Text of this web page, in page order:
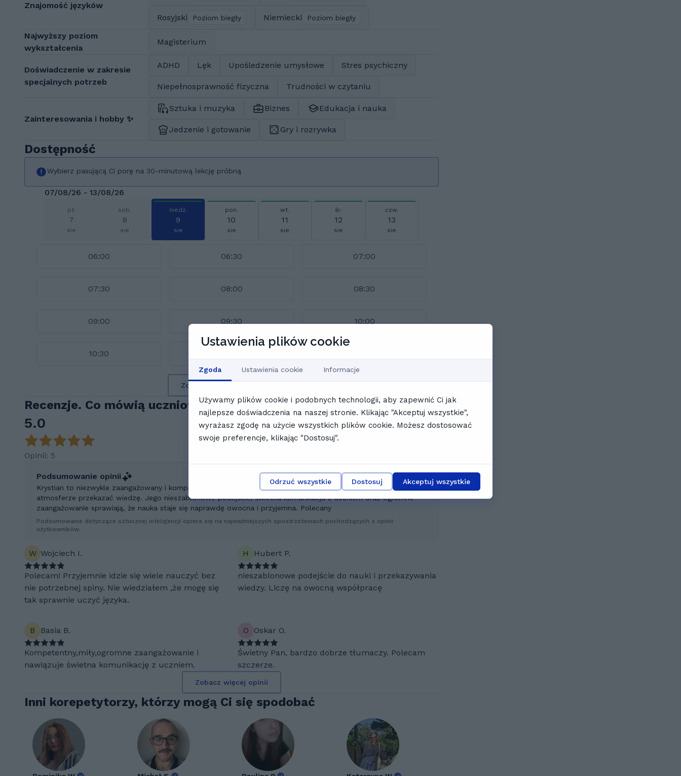
Znajomość języków
Rosyjski Poziom biegły Niemiecki Poziom biegły
Najwyższy poziom
wykształcenia
Magisterium
Doświadczenie w zakresie
specjalnych potrzeb
ADHD Lęk Upośledzenie umysłowe Stres psychiczny
Niepełnosprawność fizyczna Trudności w czytaniu
Zainteresowania i hobby ✨
Sztuka i muzyka Biznes Edukacja i nauka
Jedzenie i gotowanie Gry i rozrywka
Dostępność
Wybierz pasującą Ci porę na 30-minutową lekcję próbną
07/08/26 - 13/08/26
pt.
7
sie
sob.
8
sie
niedz.
9
sie
pon.
10
sie
wt.
11
sie
śr.
12
sie
czw.
13
sie
06:00 06:30 07:00
07:30 08:00 08:30
09:00 09:30 10:00
10:30
Zobacz pełny harmonogram
Recenzje. Co mówią uczniowie Krystian
5.0
Opinii: 5
Podsumowanie opinii
Krystian to niezwykle zaangażowany i kompetentny nauczyciel, który potrafi efektywnie i w przyjemnej
atmosferze przekazać wiedzę. Jego nieszablonowe podejście, świetna komunikacja z uczniem oraz ogromne
zaangażowanie sprawiają, że nauka staje się naprawdę owocna i przyjemna. Polecany
Podsumowanie dotyczące sztucznej inteligencji opiera się na najważniejszych spostrzeżeniach pochodzących z opinii
użytkowników.
W Wojciech I.
Polecam! Przyjemnie idzie się wiele nauczyć bez
nie potrzebnej spiny. Nie wiedziałem ,że mogę się
tak sprawnie uczyć języka.
H Hubert P.
nieszablonowe podejście do nauki i przekazywania
wiedzy. Liczę na owocną współpracę
B Basia B.
Kompetentny,miły,ogromne zaangażowanie i
nawiązuje świetna komunikację z uczniem.
O Oskar O.
Świetny Pan, bardzo dobrze tłumaczy. Polecam
szczerze.
Zobacz więcej opinii
Inni korepetytorzy, którzy mogą Ci się spodobać
Ustawienia plików cookie
Zgoda Ustawienia cookie Informacje
Używamy plików cookie i podobnych technologii, aby zapewnić Ci jak
najlepsze doświadczenia na naszej stronie. Klikając "Akceptuj wszystkie",
wyrażasz zgodę na użycie wszystkich plików cookie. Możesz dostosować
swoje preferencje, klikając "Dostosuj".
Odrzuć wszystkie Dostosuj Akceptuj wszystkie